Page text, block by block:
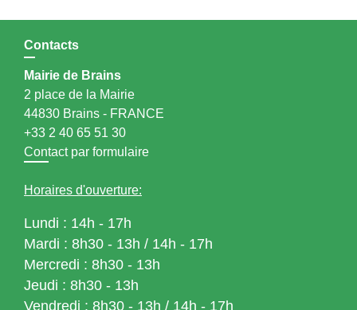
Contacts
Mairie de Brains
2 place de la Mairie
44830 Brains - FRANCE
+33 2 40 65 51 30
Contact par formulaire
Horaires d'ouverture:
Lundi : 14h - 17h
Mardi : 8h30 - 13h / 14h - 17h
Mercredi : 8h30 - 13h
Jeudi : 8h30 - 13h
Vendredi : 8h30 - 13h / 14h - 17h